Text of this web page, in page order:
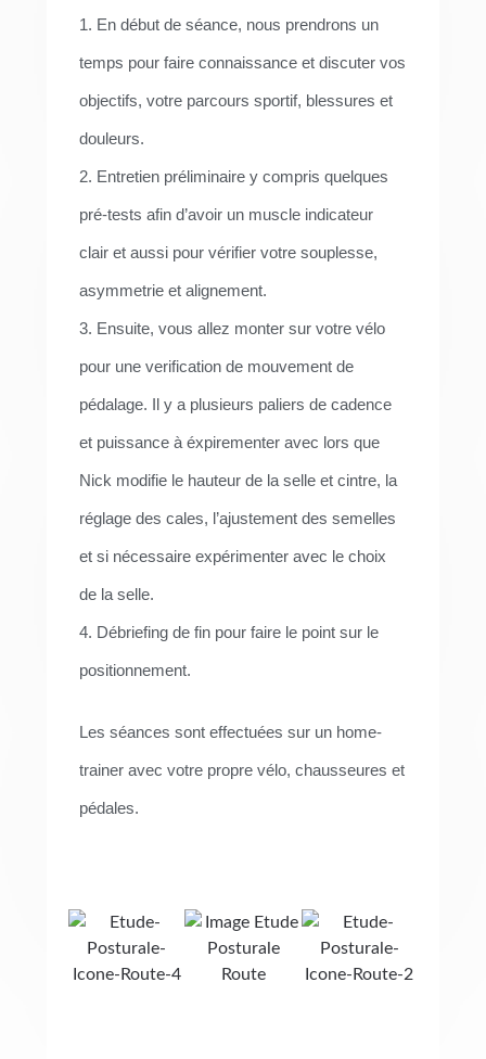
1. En début de séance, nous prendrons un
temps pour faire connaissance et discuter vos
objectifs, votre parcours sportif, blessures et
douleurs.
2. Entretien préliminaire y compris quelques
pré-tests afin d’avoir un muscle indicateur
clair et aussi pour vérifier votre souplesse,
asymmetrie et alignement.
3. Ensuite, vous allez monter sur votre vélo
pour une verification de mouvement de
pédalage. Il y a plusieurs paliers de cadence
et puissance à éxpirementer avec lors que
Nick modifie le hauteur de la selle et cintre, la
réglage des cales, l’ajustement des semelles
et si nécessaire expérimenter avec le choix
de la selle.
4. Débriefing de fin pour faire le point sur le
positionnement.
Les séances sont effectuées sur un home-
trainer avec votre propre vélo, chausseures et
pédales.